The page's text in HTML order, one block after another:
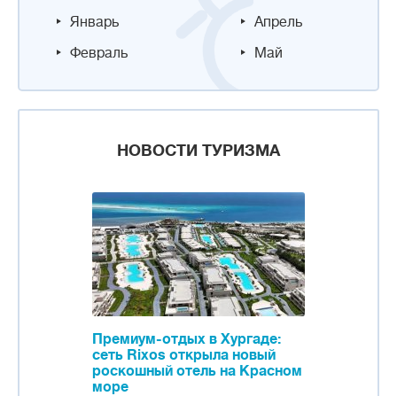
Январь
Февраль
Апрель
Май
НОВОСТИ ТУРИЗМА
Премиум-отдых в Хургаде:
сеть Rixos открыла новый
роскошный отель на Красном
море